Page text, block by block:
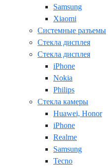
Samsung
Xiaomi
Системные разъемы
Стекла дисплея
Стекла дисплея
iPhone
Nokia
Philips
Стекла камеры
Huawei, Honor
iPhone
Realme
Samsung
Tecno